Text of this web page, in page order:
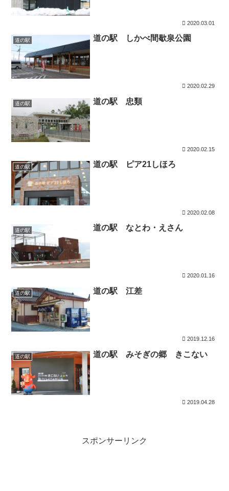
2020.03.01
道の駅 道の駅 しかべ間歇泉公園
2020.02.29
道の駅 道の駅 忠類
2020.02.15
道の駅 道の駅 ピア21しほろ
2020.02.08
道の駅 道の駅 なとわ・えさん
2020.01.16
道の駅 道の駅 江差
2019.12.16
道の駅 道の駅 みそぎの郷 きこない
2019.04.28
スポンサーリンク